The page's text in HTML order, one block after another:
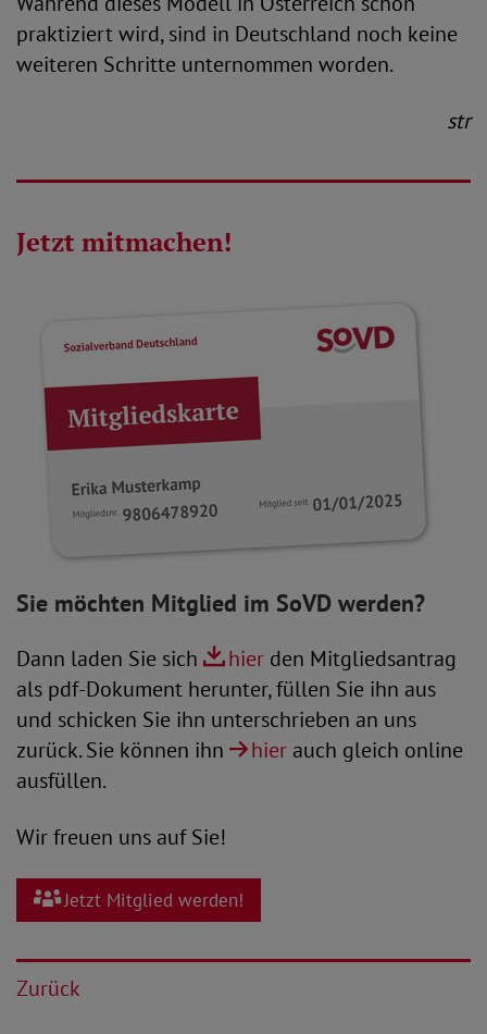
praktiziert wird, sind in Deutschland noch keine
weiteren Schritte unternommen worden.
str
Jetzt mitmachen!
Sie möchten Mitglied im SoVD werden?
Dann laden Sie sich hier den Mitgliedsantrag
als pdf-Dokument herunter, füllen Sie ihn aus
und schicken Sie ihn unterschrieben an uns
zurück. Sie können ihn
hier auch gleich online
ausfüllen.
Wir freuen uns auf Sie!
Jetzt Mitglied werden!
Zurück